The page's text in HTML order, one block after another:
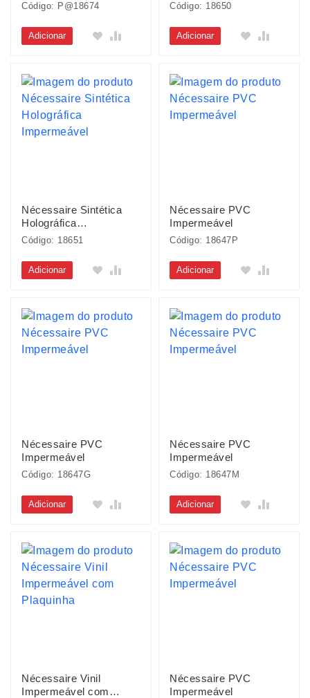
Código: P@18674
Adicionar
Código: 18650
Adicionar
Nécessaire Sintética
Holográfica
Impermeável
Código: 18651
Adicionar
Nécessaire PVC
Impermeável
Código: 18647P
Adicionar
Nécessaire PVC
Impermeável
Código: 18647G
Adicionar
Nécessaire PVC
Impermeável
Código: 18647M
Adicionar
Nécessaire Vinil
Impermeável com
Nécessaire PVC
Impermeável